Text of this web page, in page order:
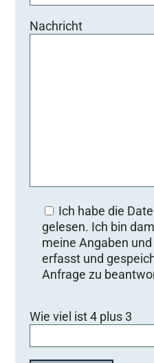
Nachricht
Ich habe die
gelesen. Ich bin
meine Angaben
erfasst und
Anfrage zu
i
t
Wie viel ist 4 plus 3